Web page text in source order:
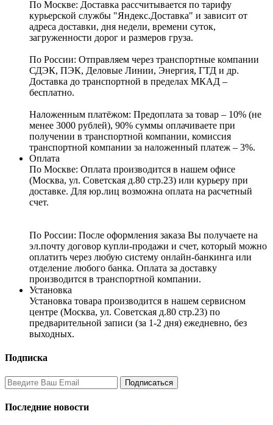
По Москве: Доставка рассчитывается по тарифу
курьерской службы "Яндекс.Доставка" и зависит от
адреса доставки, дня недели, времени суток,
загруженности дорог и размеров груза.
По России: Отправляем через транспортные компании
СДЭК, ПЭК, Деловые Линии, Энергия, ГТД и др.
Доставка до транспортной в пределах МКАД –
бесплатно.
Наложенным платёжом: Предоплата за товар – 10% (не
менее 3000 рублей), 90% суммы оплачиваете при
получении в транспортной компании, комиссия
транспортной компании за наложенный платеж – 3%.
Оплата
По Москве: Оплата производится в нашем офисе
(Москва, ул. Советская д.80 стр.23) или курьеру при
доставке. Для юр.лиц возможна оплата на расчетный
счет.
По России: После оформления заказа Вы получаете на
эл.почту договор купли-продажи и счет, который можно
оплатить через любую систему онлайн-банкинга или
отделение любого банка. Оплата за доставку
производится в транспортной компании.
Установка
Установка товара производится в нашем сервисном
центре (Москва, ул. Советская д.80 стр.23) по
предварительной записи (за 1-2 дня) ежедневно, без
выходных.
Подписка
Последние новости